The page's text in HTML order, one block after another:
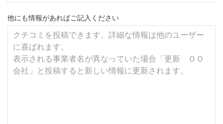
他にも情報があればご記入ください